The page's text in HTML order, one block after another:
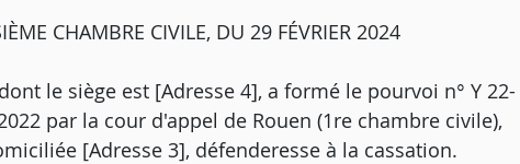
CHAMBRE CIVILE, DU 29 FÉVRIER 2024
le siège est [Adresse 4], a formé le pourvoi n° Y 22-
par la cour d'appel de Rouen (1re chambre civile),
[Adresse 3], défenderesse à la cassation.